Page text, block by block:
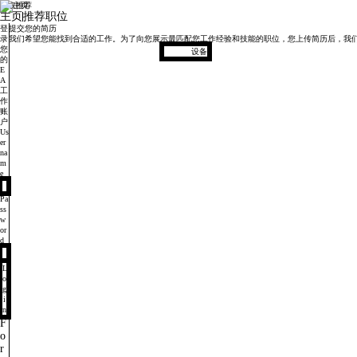
Electronic Arts
获取推荐
主页推荐职位
登
录
您
的
E
A
工
作
账
户
Login
Us
er
na
m
e
Pa
ss
w
or
d
L
o
g
i
n
F
o
r
提交您的简历
我们希望您能找到合适的工作。为了向您展示最匹配您工作经验和技能的职位，您上传简历后，我
设备
上传简历文件